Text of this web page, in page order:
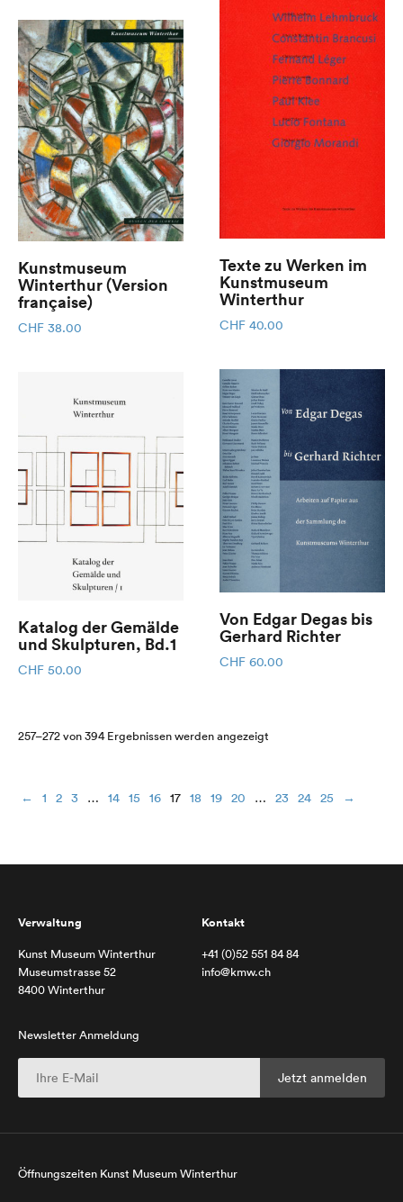
Kunstmuseum
Winterthur (Version
française)
CHF 38.00
Katalog der Gemälde
und Skulpturen, Bd.1
CHF 50.00
Texte zu Werken im
Kunstmuseum
Winterthur
CHF 40.00
Von Edgar Degas bis
Gerhard Richter
CHF 60.00
257–272 von 394 Ergebnissen werden angezeigt
← 1 2 3 … 14 15 16 17 18 19 20 … 23 24 25 →
Verwaltung
Kunst Museum Winterthur
Museumstrasse 52
8400 Winterthur
Kontakt
+41 (0)52 551 84 84
info@kmw.ch
Newsletter Anmeldung
Öffnungszeiten Kunst Museum Winterthur